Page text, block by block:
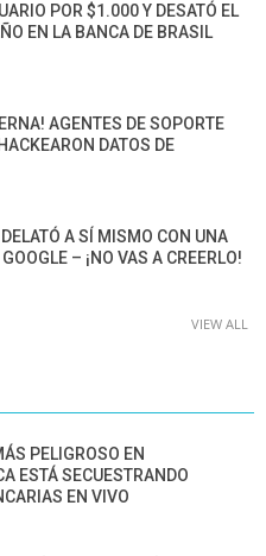
POR $1.000 Y DESATÓ EL
EN LA BANCA DE BRASIL
AGENTES DE SOPORTE
DATOS DE
A SÍ MISMO CON UNA
– ¡NO VAS A CREERLO!
VIEW ALL
PELIGROSO EN
ESTÁ SECUESTRANDO
EN VIVO